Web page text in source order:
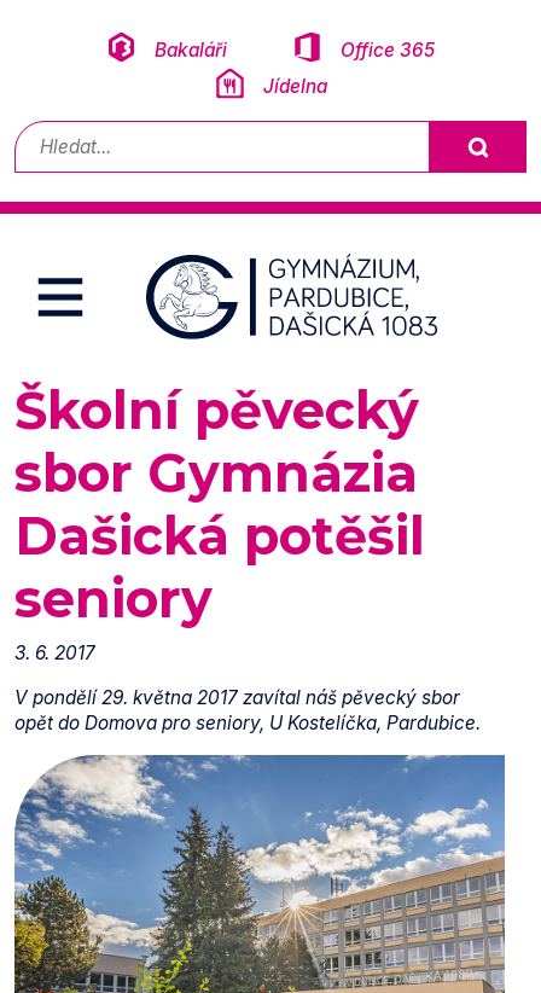
Bakaláři
Office 365
Jídelna
Vyhledávání
Školní pěvecký
sbor Gymnázia
Dašická potěšil
seniory
3. 6. 2017
V pondělí 29. května 2017 zavítal náš pěvecký sbor
opět do Domova pro seniory, U Kostelíčka, Pardubice.